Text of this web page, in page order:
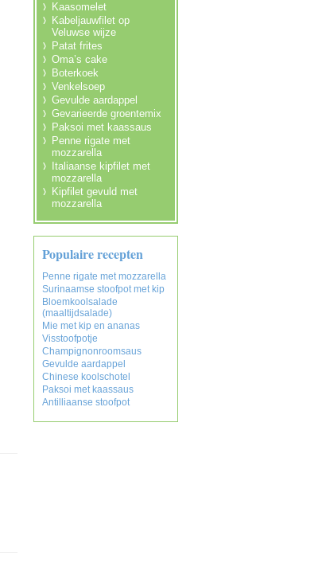
Kaasomelet
Kabeljauwfilet op
Veluwse wijze
Patat frites
Oma’s cake
Boterkoek
Venkelsoep
Gevulde aardappel
Gevarieerde groentemix
Paksoi met kaassaus
Penne rigate met
mozzarella
Italiaanse kipfilet met
mozzarella
Kipfilet gevuld met
mozzarella
Populaire recepten
Penne rigate met mozzarella
Surinaamse stoofpot met kip
Bloemkoolsalade
(maaltijdsalade)
Mie met kip en ananas
Visstoofpotje
Champignonroomsaus
Gevulde aardappel
Chinese koolschotel
Paksoi met kaassaus
Antilliaanse stoofpot